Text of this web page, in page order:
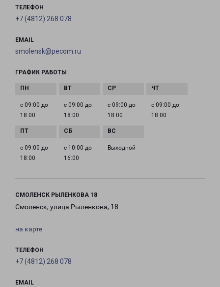
ТЕЛЕФОН
+7 (4812) 268 078
EMAIL
smolensk@pecom.ru
ГРАФИК РАБОТЫ
с 09:00 до
18:00
с 09:00 до
18:00
с 09:00 до
18:00
с 09:00 до
18:00
с 09:00 до
18:00
с 10:00 до
16:00
Выходной
СМОЛЕНСК РЫЛЕНКОВА 18
Смоленск, улица Рыленкова, 18
на карте
ТЕЛЕФОН
+7 (4812) 268 078
EMAIL